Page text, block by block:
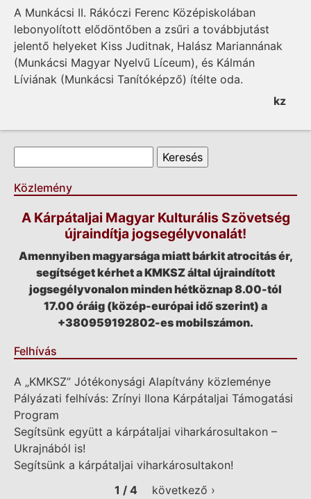
A Munkácsi II. Rákóczi Ferenc Középiskolában
lebonyolított elődöntőben a zsűri a továbbjutást
jelentő helyeket Kiss Juditnak, Halász Mariannának
(Munkácsi Magyar Nyelvű Líceum), és Kálmán
Líviának (Munkácsi Tanítóképző) ítélte oda.
kz
Keresés űrlap
Közlemény
A Kárpátaljai Magyar Kulturális Szövetség
újraindítja jogsegélyvonalát!
Amennyiben magyarsága miatt bárkit atrocitás ér,
segítséget kérhet a KMKSZ által újraindított
jogsegélyvonalon minden hétköznap 8.00-tól
17.00 óráig (közép-európai idő szerint) a
+380959192802-es mobilszámon.
Felhívás
A „KMKSZ” Jótékonysági Alapítvány közleménye
Pályázati felhívás: Zrínyi Ilona Kárpátaljai Támogatási
Program
Segítsünk együtt a kárpátaljai viharkárosultakon –
Ukrajnából is!
Segítsünk a kárpátaljai viharkárosultakon!
1 / 4
következő ›